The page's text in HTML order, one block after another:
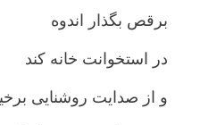
برقص بگذار اندوه
در استخوانت خانه کند
و از صدایت روشنایی برخیزد